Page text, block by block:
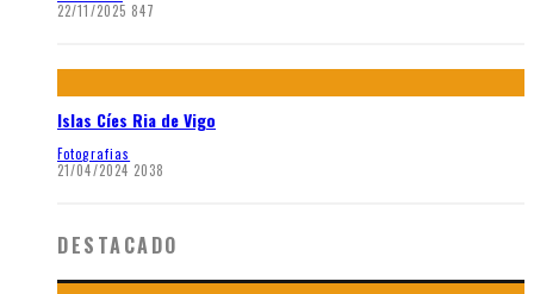
22/11/2025 847
Islas Cíes Ria de Vigo
Fotografias
21/04/2024 2038
DESTACADO